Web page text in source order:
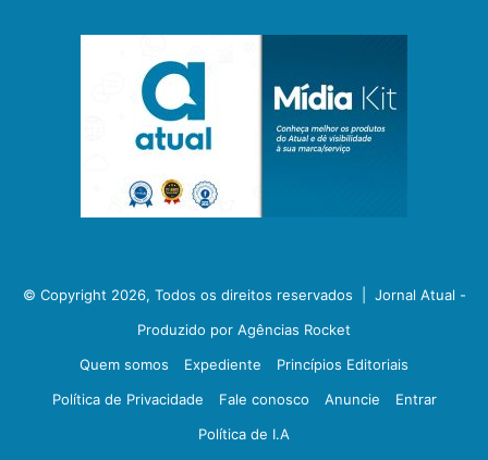
© Copyright 2026, Todos os direitos reservados | Jornal Atual -
Produzido por Agências Rocket
Quem somos
Expediente
Princípios Editoriais
Política de Privacidade
Fale conosco Anuncie
Entrar
Política de I.A